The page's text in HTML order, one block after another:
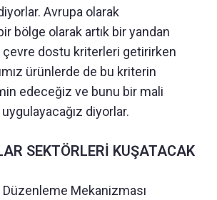
Avrupa olarak
bölge olarak artık bir yandan
dostu kriterleri getirirken
ürünlerde de bu kriterin
edeceğiz ve bunu bir mali
diyorlar.
SEKTÖRLERİ KUŞATACAK
Düzenleme Mekanizması